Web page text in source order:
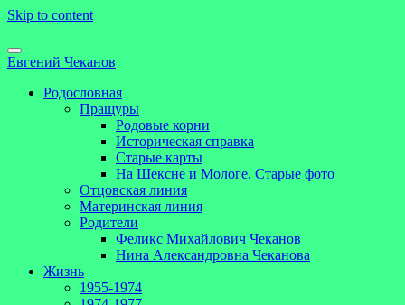
Skip to content
Евгений Чеканов
Родословная
Пращуры
Родовые корни
Историческая справка
Старые карты
На Шексне и Мологе. Старые фото
Отцовская линия
Материнская линия
Родители
Феликс Михайлович Чеканов
Нина Александровна Чеканова
Жизнь
1955-1974